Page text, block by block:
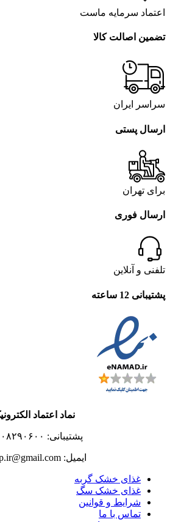
اعتماد سرمایه ماست
تضمین اصالت کالا
سراسر ایران
ارسال پستی
برای تهران
ارسال فوری
تلفنی و آنلاین
پشتیبانی 12 ساعته
نماد اعتماد
پشتیبانی: ۰۹۱۰۸۲۹۰۶۰۰
ایمیل: petzip.ir@gmail.com
غذای خشک گربه
غذای خشک سگ
شرایط و قوانین
تماس با ما